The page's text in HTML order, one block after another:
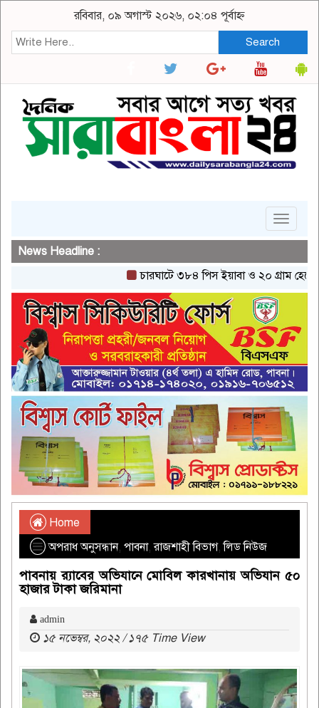
রবিবার, ০৯ অগাস্ট ২০২৬, ০২:০৪ পূর্বাহ্ন
Search
Toggle
News Headline :
চারঘাটে ৩৮৪ পিস ইয়াবা ও ২০ গ্রাম
Home
অপরাধ অনুসন্ধান, পাবনা,রাজশাহী বিভাগ,লিড নিউজ
পাবনায় র‌্যাবের অভিযানে মোবিল কারখানায় অভিযান ৫০
হাজার টাকা জরিমানা
admin
১৫ নভেম্বর, ২০২২ / ১৭৫ Time View